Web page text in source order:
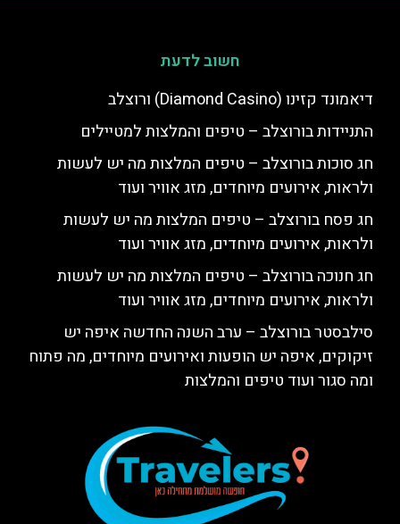
חשוב לדעת
דיאמונד קזינו (Diamond Casino) ורוצלב
התניידות בורוצלב – טיפים והמלצות למטיילים
חג סוכות בורוצלב – טיפים המלצות מה יש לעשות
ולראות, אירועים מיוחדים, מזג אוויר ועוד
חג פסח בורוצלב – טיפים המלצות מה יש לעשות
ולראות, אירועים מיוחדים, מזג אוויר ועוד
חג חנוכה בורוצלב – טיפים המלצות מה יש לעשות
ולראות, אירועים מיוחדים, מזג אוויר ועוד
סילבסטר בורוצלב – ערב השנה החדשה איפה יש
זיקוקים, איפה יש הופעות ואירועים מיוחדים, מה פתוח
ומה סגור ועוד טיפים והמלצות